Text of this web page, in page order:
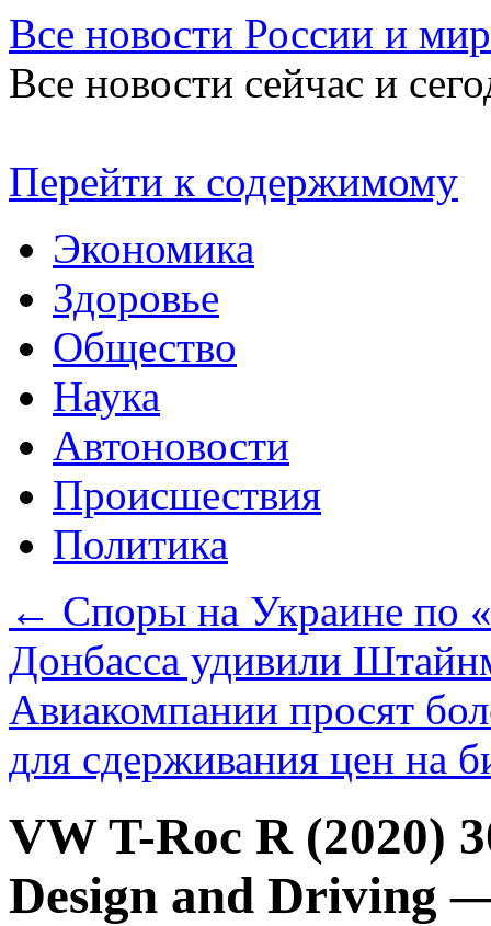
Все новости России и
Все новости сейчас и
Перейти к содержимому
Экономика
Здоровье
Общество
Наука
Автоновости
Происшествия
Политика
← Споры на Украине по
Донбасса удивили
Авиакомпании просят
для сдерживания цен на
VW T-Roc R (2020)
Design and Driving